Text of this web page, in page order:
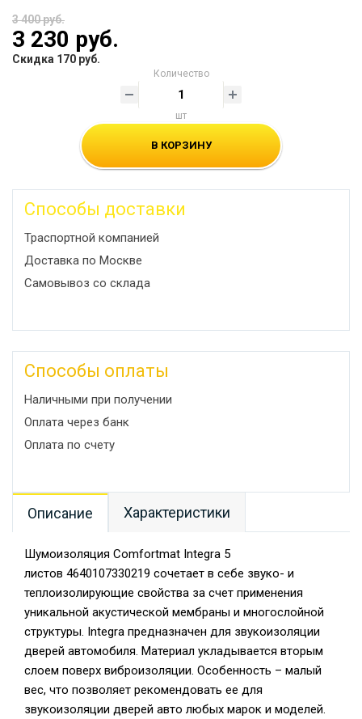
3 400 руб.
3 230 руб.
Скидка 170 руб.
Количество
шт
В КОРЗИНУ
Способы доставки
Траспортной компанией
Доставка по Москве
Самовывоз со склада
Способы оплаты
Наличными при получении
Оплата через банк
Оплата по счету
Описание Характеристики
Шумоизоляция Comfortmat Integra 5
листов 4640107330219 сочетает в себе звуко- и
теплоизолирующие свойства за счет применения
уникальной акустической мембраны и многослойной
структуры. Integra предназначен для звукоизоляции
дверей автомобиля. Материал укладывается вторым
слоем поверх виброизоляции. Особенность – малый
вес, что позволяет рекомендовать ее для
звукоизоляции дверей авто любых марок и моделей.